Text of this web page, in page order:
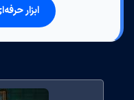
ابزار